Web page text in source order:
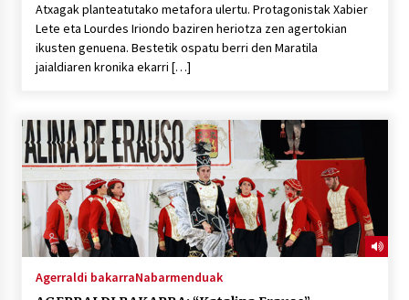
Atxagak planteatutako metafora ulertu. Protagonistak Xabier
Lete eta Lourdes Iriondo baziren heriotza zen agertokian
ikusten genuena. Bestetik ospatu berri den Maratila
jaialdiaren kronika ekarri […]
Agerraldi bakarraNabarmenduak